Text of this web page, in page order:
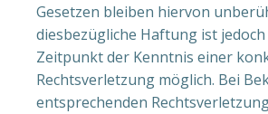
Gesetzen bleiben hiervon
diesbezügliche Haftung ist
Zeitpunkt der Kenntnis einer
Rechtsverletzung möglich. Bei
entsprechenden